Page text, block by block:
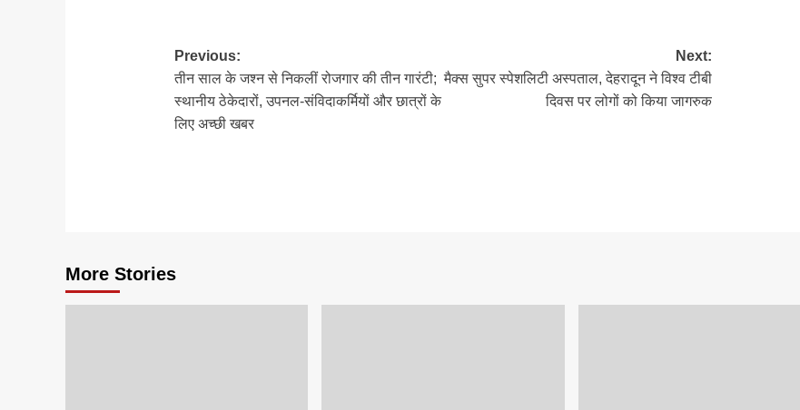
Post
navigation
Previous:
तीन साल के जश्न से निकलीं रोजगार की तीन गारंटी;
स्थानीय ठेकेदारों, उपनल-संविदाकर्मियों और छात्रों के
लिए अच्छी खबर
Next:
मैक्स सुपर स्पेशलिटी अस्पताल, देहरादून ने विश्व टीबी
दिवस पर लोगों को किया जागरुक
More Stories